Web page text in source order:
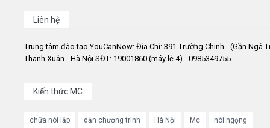
Liên hệ
Trung tâm đào tạo YouCanNow: Địa Chỉ: 391 Trường Chinh - (Gần Ngã
Thanh Xuân - Hà Nội SĐT: 19001860 (máy lẻ 4) - 0985349755
Kiến thức MC
chữa nói lắp dẫn chương trình Hà Nội Mc nói ngọng